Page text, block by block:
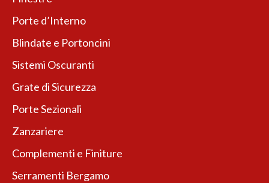
Porte d’Interno
Blindate e Portoncini
Sistemi Oscuranti
Grate di Sicurezza
Porte Sezionali
Zanzariere
Complementi e Finiture
Serramenti Bergamo